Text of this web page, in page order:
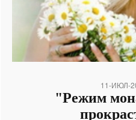
11-ИЮЛ-
"Режим